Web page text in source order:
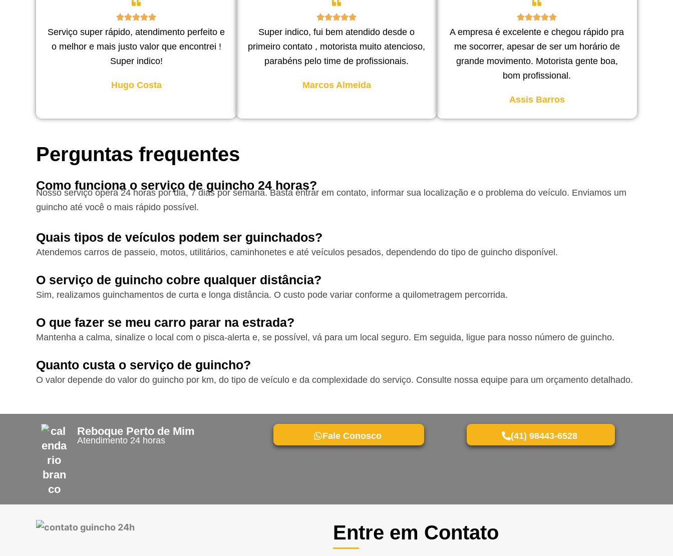
Serviço super rápido, atendimento perfeito e
o melhor e mais justo valor que encontrei !
Super indico!
Hugo Costa
Super indico, fui bem atendido desde o
primeiro contato , motorista muito atencioso,
parabéns pelo time de profissionais.
Marcos Almeida
A empresa é excelente e chegou rápido pra
me socorrer, apesar de ser um horário de
grande movimento. Motorista gente boa,
bom profissional.
Assis Barros
Perguntas frequentes
Como funciona o serviço de guincho 24 horas?
Nosso serviço opera 24 horas por dia, 7 dias por semana. Basta entrar em contato, informar sua localização e o problema do veículo. Enviamos um
guincho até você o mais rápido possível.
Quais tipos de veículos podem ser guinchados?
Atendemos carros de passeio, motos, utilitários, caminhonetes e até veículos pesados, dependendo do tipo de guincho disponível.
O serviço de guincho cobre qualquer distância?
Sim, realizamos guinchamentos de curta e longa distância. O custo pode variar conforme a quilometragem percorrida.
O que fazer se meu carro parar na estrada?
Mantenha a calma, sinalize o local com o pisca-alerta e, se possível, vá para um local seguro. Em seguida, ligue para nosso número de guincho.
Quanto custa o serviço de guincho?
O valor depende do valor do guincho por km, do tipo de veículo e da complexidade do serviço. Consulte nossa equipe para um orçamento detalhado.
Reboque Perto de Mim
Atendimento 24 horas Fale Conosco (41) 98443-6528
Entre em Contato